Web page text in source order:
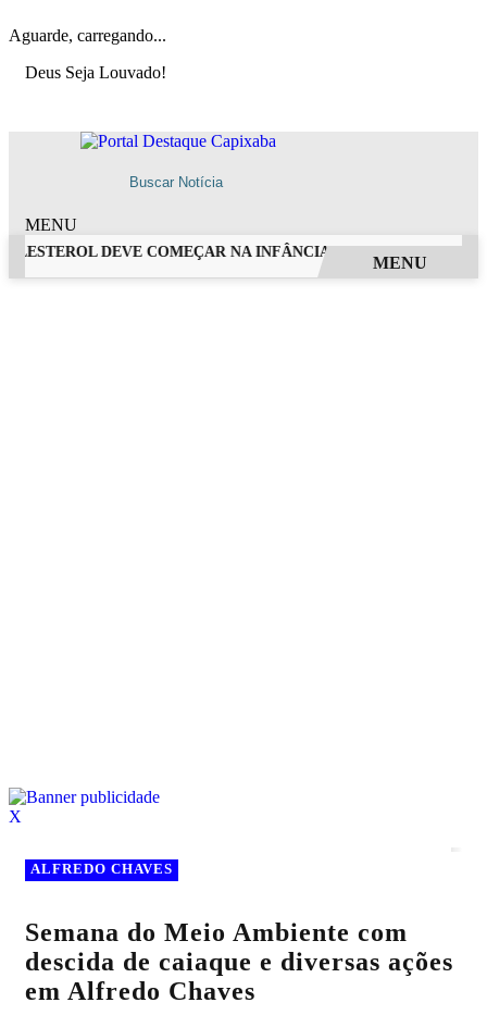
Aguarde, carregando...
Deus Seja Louvado!
MENU
DEVE COMEÇAR NA INFÂNCIA, ALERTA
MENU
X
ALFREDO CHAVES
Semana do Meio Ambiente com
descida de caiaque e diversas ações
em Alfredo Chaves